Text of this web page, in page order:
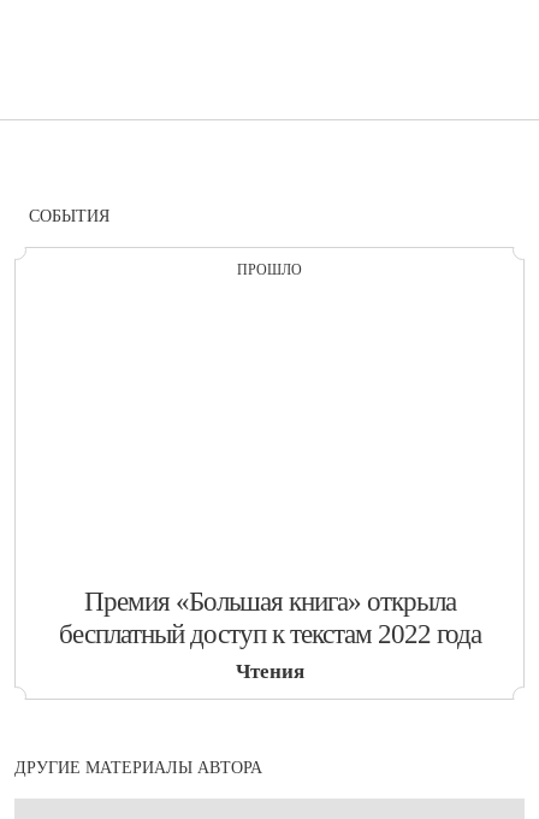
СОБЫТИЯ
ПРОШЛО
​Премия «Большая книга» открыла
бесплатный доступ к текстам 2022 года
Чтения
ДРУГИЕ МАТЕРИАЛЫ АВТОРА